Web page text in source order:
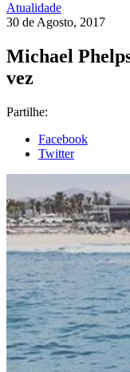
Atualidade
30 de Agosto, 2017
Michael
vez
Partilhe:
Facebook
Twitter